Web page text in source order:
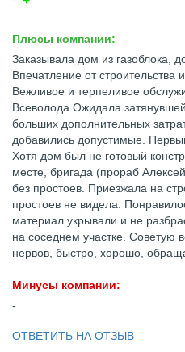
Плюсы компании:
Заказывала дом из газоблока,
Впечатление от
Вежливое и терпеливое
Всеволода Ожидала
больших дополнительных
добавились допустимые.
Хотя дом был не готовый
месте, бригада (прораб
без простоев. Приезжала на
простоев не видела.
материал укрывали и не
на соседнем участке. Советую
нервов, быстро, хорошо,
Минусы компании:
-
ОТВЕТИТЬ НА ОТЗЫВ